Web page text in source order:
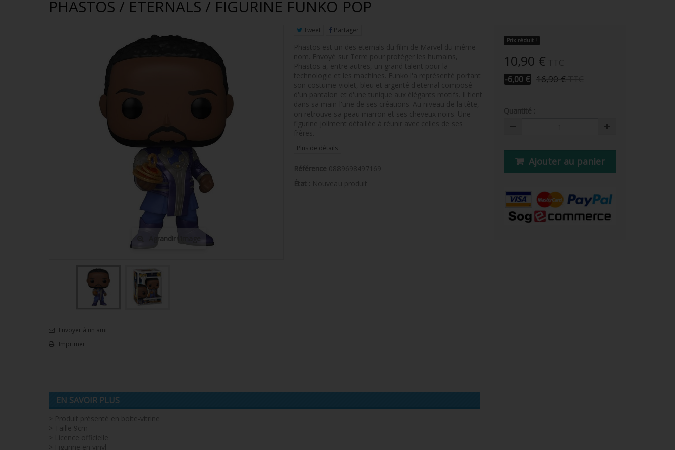
PHASTOS / ETERNALS / FIGURINE FUNKO POP
Agrandir l'image
Envoyer à un ami
Imprimer
Prix réduit !
10,90 €
-6,00 €
16,90 €
Ajouter au panier
Tweet Partager
Phastos est un des eternals du film de Marvel du même
nom. Envoyé sur Terre pour protéger les humains,
Phastos a, entre autres, un grand talent pour la
technologie et les machines. Funko l'a représenté portant
son costume violet, bleu et argenté d'eternal composé
d'un pantalon et d'une tunique aux élégants motifs. Il tient
dans sa main l'une de ses créations. Au niveau de la tête,
on retrouve sa peau marron et ses cheveux noirs. Une
figurine joliment détaillée à réunir avec celles de ses
frères.
Plus de détails
Référence 0889698497169
État : Nouveau produit
EN SAVOIR PLUS
> Produit présenté en boite-vitrine
> Taille 9cm
> Licence officielle
> Figurine en vinyl